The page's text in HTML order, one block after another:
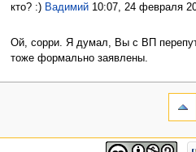
кто? :) Вадимий10:07, 24 февраля
Ой, сорри. Я думал, Вы с ВП
тоже формально заявлены.